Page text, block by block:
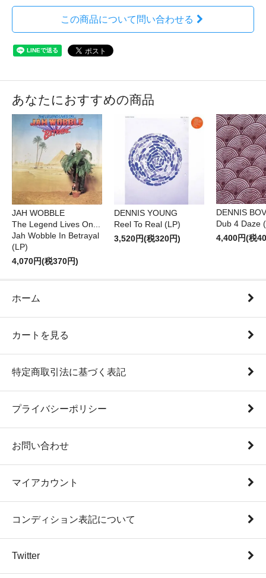
この商品について問い合わせる
あなたにおすすめの商品
JAH WOBBLE
The Legend Lives On...
Jah Wobble In Betrayal
(LP)
4,070円(税370円)
DENNIS YOUNG
Reel To Real (LP)
3,520円(税320円)
DENNIS
Dub 4 Daze
4,400円(税
ホーム
カートを見る
特定商取引法に基づく表記
プライバシーポリシー
お問い合わせ
マイアカウント
コンディション表記について
Twitter